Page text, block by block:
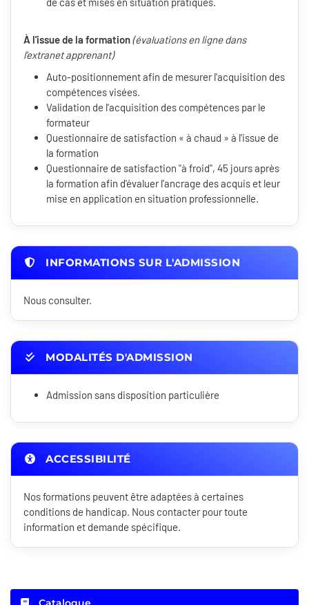
À l'issue de la formation(évaluations en ligne dans
l'extranet apprenant)
Auto-positionnement afin de mesurer l'acquisition des
compétences visées.
Validation de l'acquisition des compétences par le
formateur
Questionnaire de satisfaction « à chaud » à l'issue de
la formation
Questionnaire de satisfaction "à froid", 45 jours après
la formation afin d'évaluer l'ancrage des acquis et leur
mise en application en situation professionnelle.
INFORMATIONS SUR L'ADMISSION
Nous consulter.
MODALITÉS D'ADMISSION
Admission sans disposition particulière
ACCESSIBILITÉ
Nos formations peuvent être adaptées à certaines
conditions de handicap. Nous contacter pour toute
information et demande spécifique.